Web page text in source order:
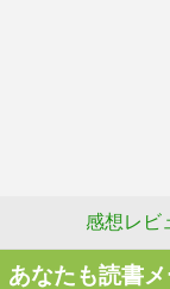
感想レビ
あなたも読書